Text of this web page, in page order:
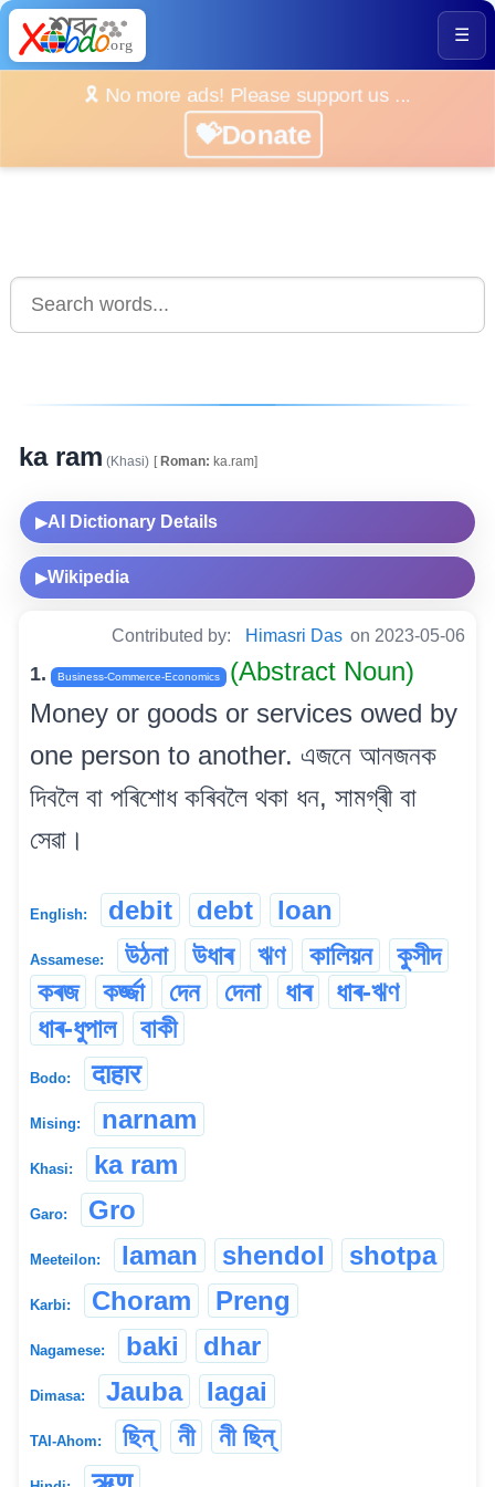
☰
🎗️ No more ads! Please support us ...
💝Donate
ka ram (Khasi) [Roman: ka.ram]
▶AI Dictionary Details
▶Wikipedia
Contributed by: Himasri Das on 2023-05-06
1. Business-Commerce-Economics
(Abstract Noun)
Money or goods or services owed by
one person to another. এজনে আনজনক
দিবলৈ বা পৰিশোধ কৰিবলৈ থকা ধন, সামগ্ৰী বা
সেৱা।
English: debit debt loan
Assamese: উঠনা উধাৰ ঋণ কালিয়ন
কুসীদ
কৰজ
কৰ্জ্জা দেন দেনা ধাৰ
ধাৰ-ঋণ
ধাৰ-ধুপাল
বাকী
Bodo: दाहार
Mising: narnam
Khasi: ka ram
Garo: Gro
Meeteilon: laman shendol shotpa
Karbi: Choram Preng
Nagamese: baki dhar
Dimasa: Jauba lagai
TAI-Ahom: ছিন্ নী নী ছিন্